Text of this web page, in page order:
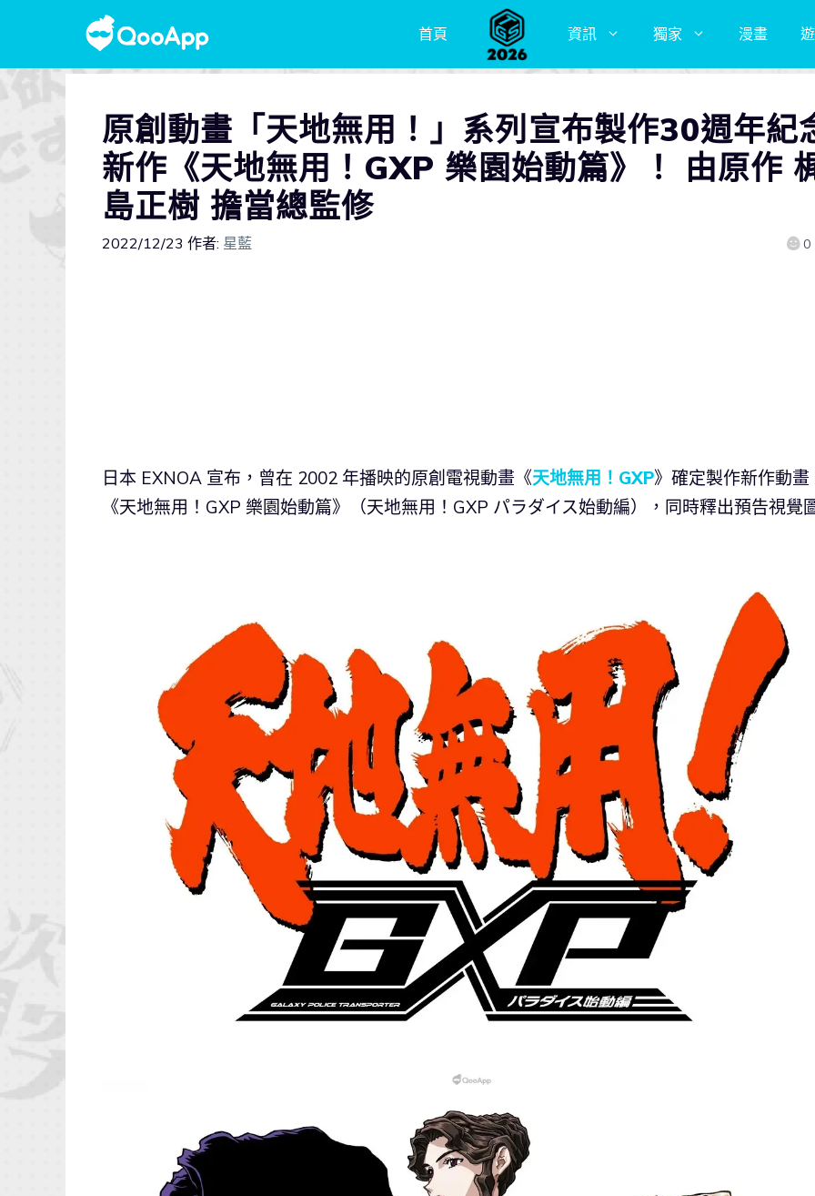
首頁 資訊 獨家 漫畫
原創動畫「天地無用！」系列宣布製作30週年紀
新作《天地無用！GXP 樂園始動篇》！ 由原作
島正樹 擔當總監修
2022/12/23 作者: 星藍 0
日本 EXNOA 宣布，曾在 2002 年播映的原創電視動畫《天地無用！GXP》確定製作新作動畫
《天地無用！GXP 樂園始動篇》（天地無用！GXP パラダイス始動編），同時釋出預告視覺